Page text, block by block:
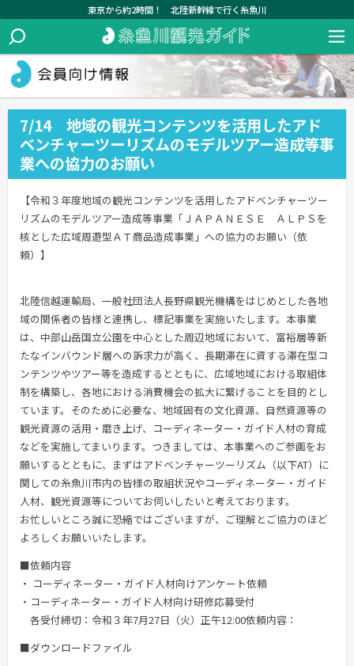
東京から約2時間！ 北陸新幹線で行く糸魚川
7/14 地域の観光コンテンツを活用したアド
ベンチャーツーリズムのモデルツアー造成等事
業への協力のお願い
【令和３年度地域の観光コンテンツを活用したアドベンチャーツー
リズムのモデルツアー造成等事業「ＪＡＰＡＮＥＳＥ ＡＬＰＳを
核とした広域周遊型ＡＴ商品造成事業」への協力のお願い（依
頼）】
北陸信越運輸局、一般社団法人長野県観光機構をはじめとした各地
域の関係者の皆様と連携し、標記事業を実施いたします。本事業
は、中部山岳国立公園を中心とした周辺地域において、富裕層等新
たなインバウンド層への訴求力が高く、長期滞在に資する滞在型コ
ンテンツやツアー等を造成するとともに、広域地域における取組体
制を構築し、各地における消費機会の拡大に繋げることを目的とし
ています。そのために必要な、地域固有の文化資源、自然資源等の
観光資源の活用・磨き上げ、コーディネーター・ガイド人材の育成
などを実施してまいります。つきましては、本事業へのご参画をお
願いするとともに、まずはアドベンチャーツーリズム（以下AT）に
関しての糸魚川市内の皆様の取組状況やコーディネーター・ガイド
人材、観光資源等についてお伺いしたいと考えております。
お忙しいところ誠に恐縮ではございますが、ご理解とご協力のほど
よろしくお願いいたします。
■依頼内容
・ コーディネーター・ガイド人材向けアンケート依頼
・コーディネーター・ガイド人材向け研修応募受付
各受付締切：令和３年7月27日（火）正午12:00依頼内容：
■ダウンロードファイル